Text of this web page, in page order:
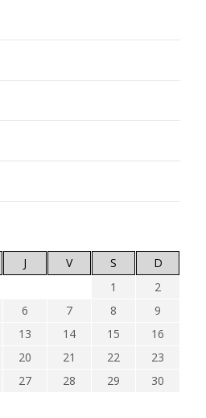
J V S
D
1
2
6 7 8
9
13 14 15
16
20 21 22
23
27 28 29
30